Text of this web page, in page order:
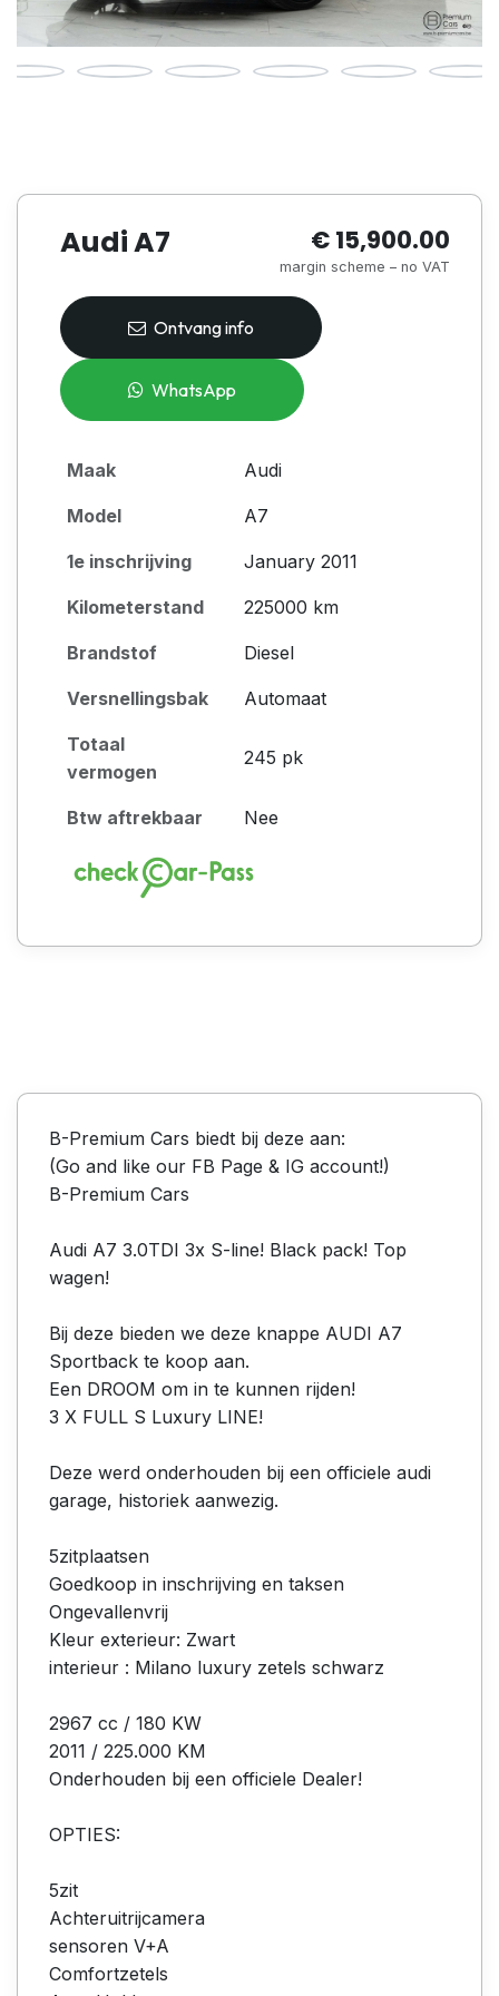
Audi A7 € 15,900.00
margin scheme – no VAT
Ontvang info
WhatsApp
Maak Audi
Model A7
1e inschrijving January 2011
Kilometerstand 225000 km
Brandstof Diesel
Versnellingsbak Automaat
Totaal
vermogen
245 pk
Btw aftrekbaar Nee
B-Premium Cars biedt bij deze aan:
(Go and like our FB Page & IG account!)
B-Premium Cars
Audi A7 3.0TDI 3x S-line! Black pack! Top
wagen!
Bij deze bieden we deze knappe AUDI A7
Sportback te koop aan.
Een DROOM om in te kunnen rijden!
3 X FULL S Luxury LINE!
Deze werd onderhouden bij een officiele audi
garage, historiek aanwezig.
5zitplaatsen
Goedkoop in inschrijving en taksen
Ongevallenvrij
Kleur exterieur: Zwart
interieur : Milano luxury zetels schwarz
2967 cc / 180 KW
2011 / 225.000 KM
Onderhouden bij een officiele Dealer!
OPTIES:
5zit
Achteruitrijcamera
sensoren V+A
Comfortzetels